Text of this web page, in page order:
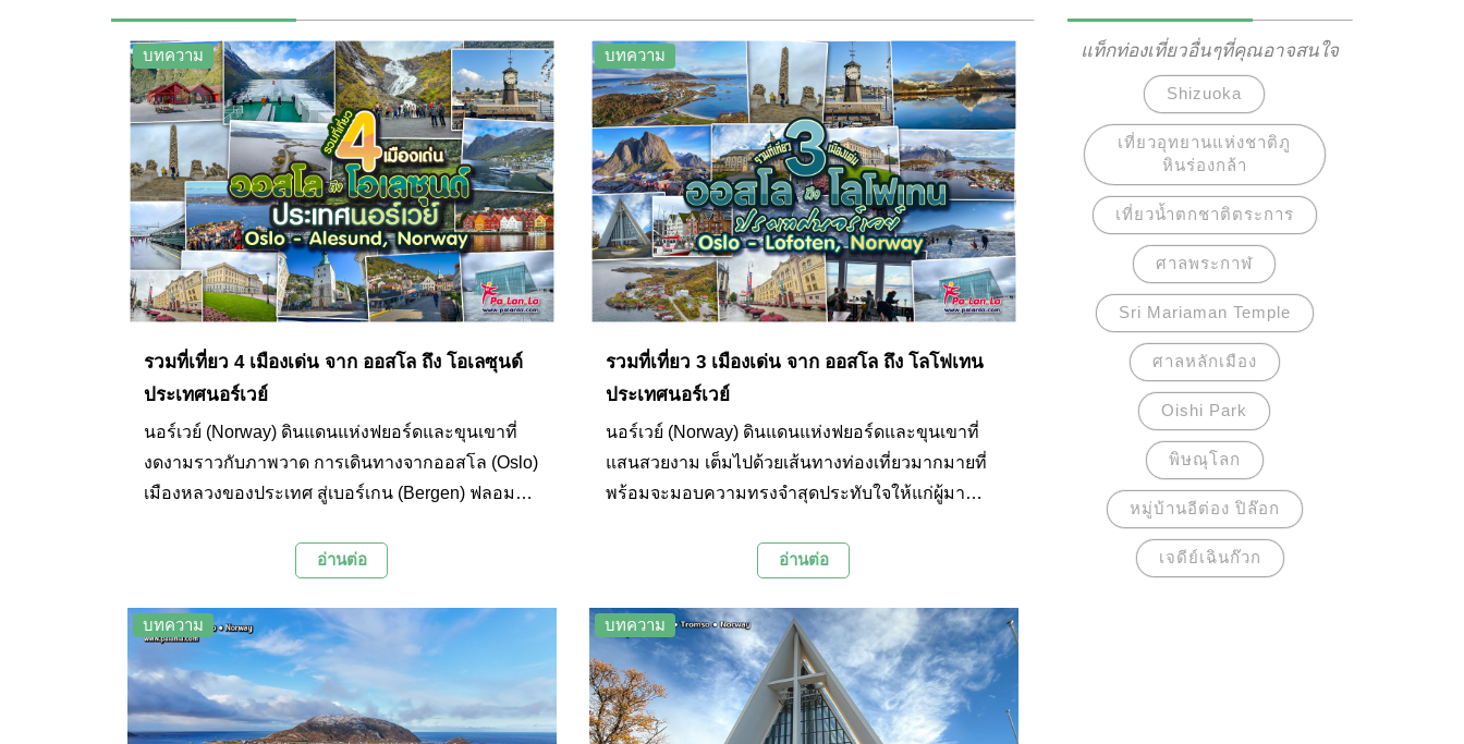
บทความ
รวมที่เที่ยว 4 เมืองเด่น จาก ออสโล ถึง โอเลซุนด์
ประเทศนอร์เวย์
นอร์เวย์ (Norway) ดินแดนแห่งฟยอร์ดและขุนเขาที่
งดงามราวกับภาพวาด การเดินทางจากออสโล (Oslo)
เมืองหลวงของประเทศ สู่เบอร์เกน (Bergen) ฟลอม
ประตูสู่โลกใหม่ที่เต็มไปด้วยธรรมชาติอันบริสุทธิ์ เส้น
ทางสายนี้จะพาคุณไปสัมผัสกับบ้านเมืองน่ารักๆ
ทัศนียภาพที่สวยงามตระการตาของเทือกเขาสูงชัน
น้ำตกที่ไหลเชี่ยว ฟยอร์ดที่ทอดยาว และหมู่บ้านเล็กๆ
ที่ซ่อนตัวอยู่ท่ามกลางธรรมชาติของนอร์เวย์
อ่านต่อ
บทความ
รวมที่เที่ยว 3 เมืองเด่น จาก ออสโล ถึง โลโฟเทน
ประเทศนอร์เวย์
นอร์เวย์ (Norway) ดินแดนแห่งฟยอร์ดและขุนเขาที่
แสนสวยงาม เต็มไปด้วยเส้นทางท่องเที่ยวมากมายที่
พร้อมจะมอบความทรงจำสุดประทับใจให้แก่ผู้มา
(Tromso) และโลโฟเทน (Lofoten) นับเป็นอีกหนึ่งเส้น
ทางท่องเที่ยวที่น่าสนใจ เพราะนักท่องเที่ยวจะได้เดิน
ทางผ่านภูมิประเทศที่หลากหลาย ตั้งแต่เมืองหลวงที่
ทันสมัย ไปจนถึงธรรมชาติอันบริสุทธิ์ของอาร์กติก
และหมู่เกาะที่สวยงามราวภาพวาด
อ่านต่อ
บทความ บทความ
แท็กท่องเที่ยวอื่นๆที่คุณอาจสนใจ
Shizuoka
เที่ยวอุทยานแห่งชาติภู
หินร่องกล้า
เที่ยวน้ำตกชาติตระการ
ศาลพระกาฬ
Sri Mariaman Temple
ศาลหลักเมือง
Oishi Park
พิษณุโลก
หมู่บ้านอีต่อง ปิล๊อก
เจดีย์เฉินก๊วก